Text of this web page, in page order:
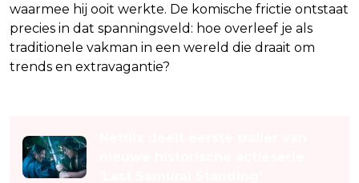
waarmee hij ooit werkte. De komische frictie ontstaat
precies in dat spanningsveld: hoe overleef je als
traditionele vakman in een wereld die draait om
trends en extravagantie?